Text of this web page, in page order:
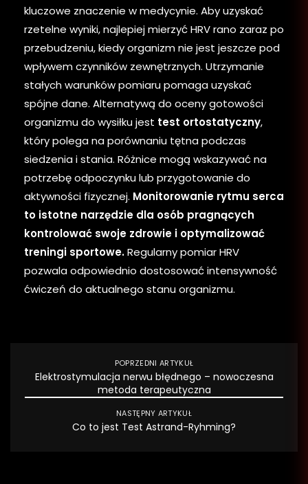
kluczowe znaczenie w medycynie. Aby uzyskać
rzetelne wyniki, najlepiej mierzyć HRV rano zaraz po
przebudzeniu, kiedy organizm nie jest jeszcze pod
wpływem czynników zewnętrznych. Utrzymanie
stałych warunków pomiaru pomaga uzyskać
spójne dane. Alternatywą do oceny gotowości
organizmu do wysiłku jest test ortostatyczny,
który polega na porównaniu tętna podczas
siedzenia i stania. Różnice mogą wskazywać na
potrzebę odpoczynku lub przygotowanie do
aktywności fizycznej. Monitorowanie rytmu serca
to istotne narzędzie dla osób pragnących
kontrolować swoje zdrowie i optymalizować
treningi sportowe.Regularny pomiar HRV
pozwala odpowiednio dostosować intensywność
ćwiczeń do aktualnego stanu organizmu.
POPRZEDNI ARTYKUŁ
Elektrostymulacja nerwu błędnego – nowoczesna
metoda terapeutyczna
NASTĘPNY ARTYKUŁ
Co to jest Test Astrand-Ryhming?